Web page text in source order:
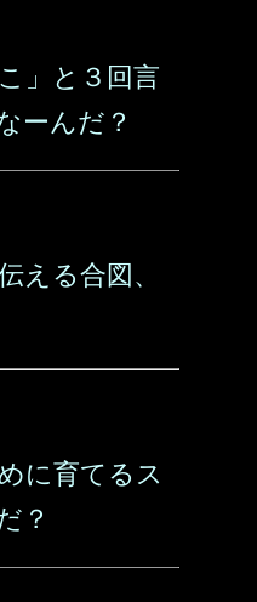
」と３回言
ーんだ？
える合図、
に育てるス
？